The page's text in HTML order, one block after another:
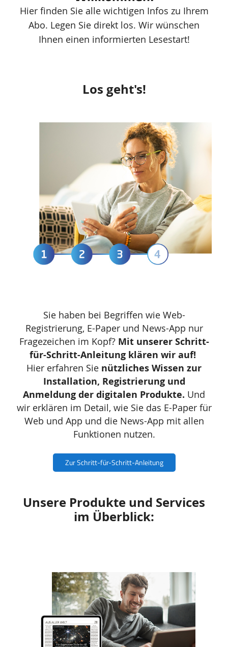
Hier finden Sie alle wichtigen Infos zu Ihrem
Abo. Legen Sie direkt los. Wir wünschen
Ihnen einen informierten Lesestart!
Los geht's!
Sie haben bei Begriffen wie Web-
Registrierung, E-Paper und News-App nur
Fragezeichen im Kopf? Mit unserer Schritt-
für-Schritt-Anleitung klären wir auf!
Hier erfahren Sie nützliches Wissen zur
Installation, Registrierung und
Anmeldung der digitalen Produkte. Und
wir erklären im Detail, wie Sie das E-Paper für
Web und App und die News-App mit allen
Funktionen nutzen.
Zur Schritt-für-Schritt-Anleitung
Unsere Produkte und Services
im Überblick: